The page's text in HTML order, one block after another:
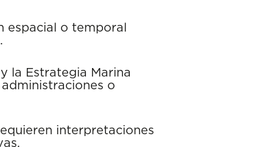
espacial o temporal
la Estrategia Marina
o
interpretaciones